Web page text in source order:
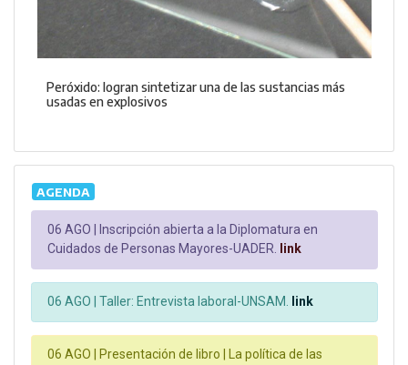
Peróxido: logran sintetizar una de las sustancias más
usadas en explosivos
AGENDA
06 AGO |
Inscripción abierta a la Diplomatura en
Cuidados de Personas Mayores-UADER. link
06 AGO | Taller: Entrevista laboral-UNSAM. link
06 AGO |
Presentación de libro | La política de las